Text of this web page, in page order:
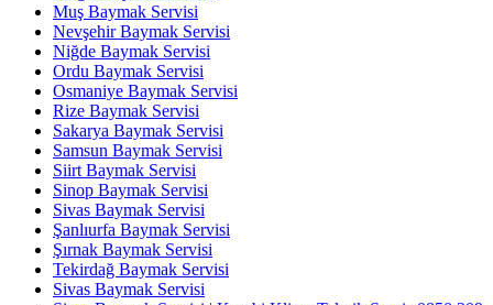
Muş Baymak Servisi
Nevşehir Baymak Servisi
Niğde Baymak Servisi
Ordu Baymak Servisi
Osmaniye Baymak Servisi
Rize Baymak Servisi
Sakarya Baymak Servisi
Samsun Baymak Servisi
Siirt Baymak Servisi
Sinop Baymak Servisi
Sivas Baymak Servisi
Şanlıurfa Baymak Servisi
Şırnak Baymak Servisi
Tekirdağ Baymak Servisi
Sivas Baymak Servisi